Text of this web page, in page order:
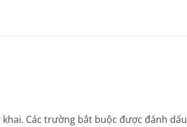
Các trường bắt buộc được đánh dấu